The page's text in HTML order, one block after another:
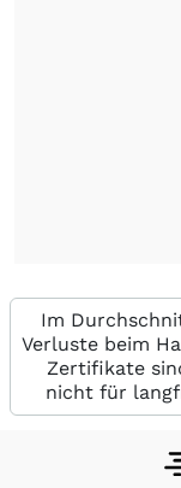
Im
Verluste beim
Zertifikate
nicht für